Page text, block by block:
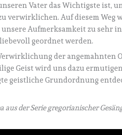
Vater das Wichtigste ist,
verwirklichen. Auf diesem Weg
Aufmerksamkeit zu sehr
geordnet werden.
der angemahnten
Geist wird uns dazu
geistliche Grundordnung
der Serie gregorianischer